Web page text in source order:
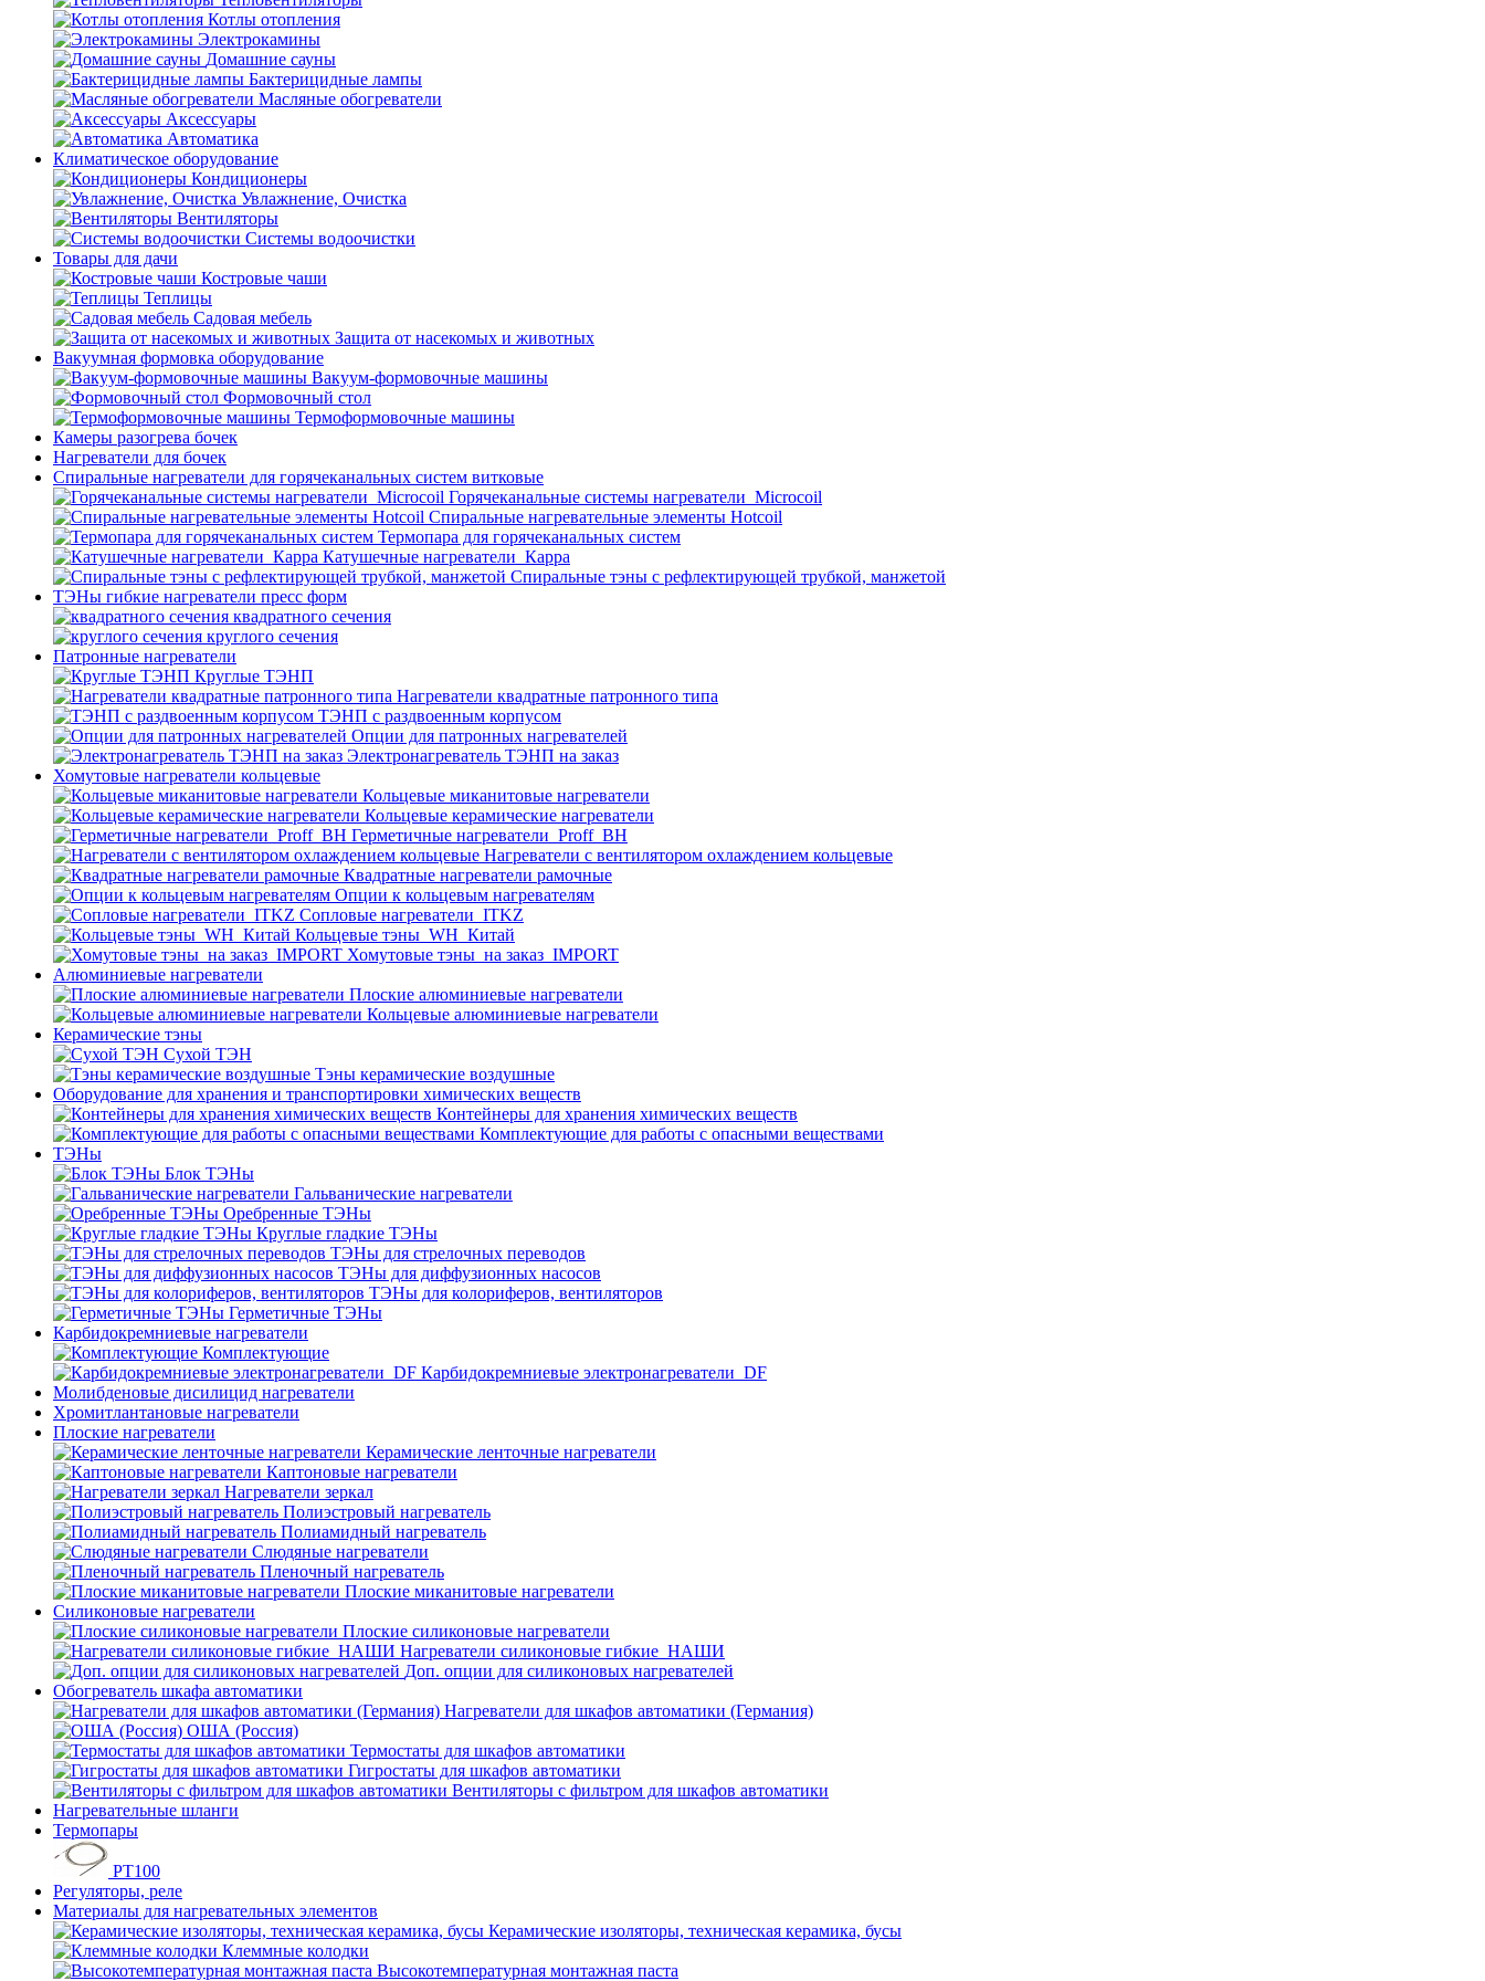
Котлы отопления
Электрокамины
Домашние сауны
Бактерицидные лампы
Масляные обогреватели
Аксессуары
Автоматика
Климатическое оборудование
Кондиционеры
Увлажнение, Очистка
Вентиляторы
Системы водоочистки
Товары для дачи
Костровые чаши
Теплицы
Садовая мебель
Защита от насекомых и животных
Вакуумная формовка оборудование
Вакуум-формовочные машины
Формовочный стол
Термоформовочные машины
Камеры разогрева бочек
Нагреватели для бочек
Спиральные нагреватели для горячеканальных систем витковые
Горячеканальные системы нагреватели_Microcoil
Спиральные нагревательные элементы Hotcoil
Термопара для горячеканальных систем
Катушечные нагреватели_Карра
Спиральные тэны с рефлектирующей трубкой, манжетой
ТЭНы гибкие нагреватели пресс форм
квадратного сечения
круглого сечения
Патронные нагреватели
Круглые ТЭНП
Нагреватели квадратные патронного типа
ТЭНП с раздвоенным корпусом
Опции для патронных нагревателей
Электронагреватель ТЭНП на заказ
Хомутовые нагреватели кольцевые
Кольцевые миканитовые нагреватели
Кольцевые керамические нагреватели
Герметичные нагреватели_Proff_BH
Нагреватели с вентилятором охлаждением кольцевые
Квадратные нагреватели рамочные
Опции к кольцевым нагревателям
Cопловые нагреватели_ITKZ
Кольцевые тэны_WH_Китай
Хомутовые тэны_на заказ_IMPORT
Алюминиевые нагреватели
Плоские алюминиевые нагреватели
Кольцевые алюминиевые нагреватели
Керамические тэны
Сухой ТЭН
Тэны керамические воздушные
Оборудование для хранения и транспортировки химических веществ
Контейнеры для хранения химических веществ
Комплектующие для работы с опасными веществами
ТЭНы
Блок ТЭНы
Гальванические нагреватели
Оребренные ТЭНы
Круглые гладкие ТЭНы
ТЭНы для стрелочных переводов
ТЭНы для диффузионных насосов
ТЭНы для колориферов, вентиляторов
Герметичные ТЭНы
Карбидокремниевые нагреватели
Комплектующие
Карбидокремниевые электронагреватели_DF
Молибденовые дисилицид нагреватели
Хромитлантановые нагреватели
Плоские нагреватели
Керамические ленточные нагреватели
Каптоновые нагреватели
Нагреватели зеркал
Полиэстровый нагреватель
Полиамидный нагреватель
Слюдяные нагреватели
Пленочный нагреватель
Плоские миканитовые нагреватели
Силиконовые нагреватели
Плоские силиконовые нагреватели
Нагреватели силиконовые гибкие_НАШИ
Доп. опции для силиконовых нагревателей
Обогреватель шкафа автоматики
Нагреватели для шкафов автоматики (Германия)
ОША (Россия)
Термостаты для шкафов автоматики
Гигростаты для шкафов автоматики
Вентиляторы с фильтром для шкафов автоматики
Нагревательные шланги
Термопары
PT100
Регуляторы, реле
Материалы для нагревательных элементов
Керамические изоляторы, техническая керамика, бусы
Клеммные колодки
Высокотемпературная монтажная паста